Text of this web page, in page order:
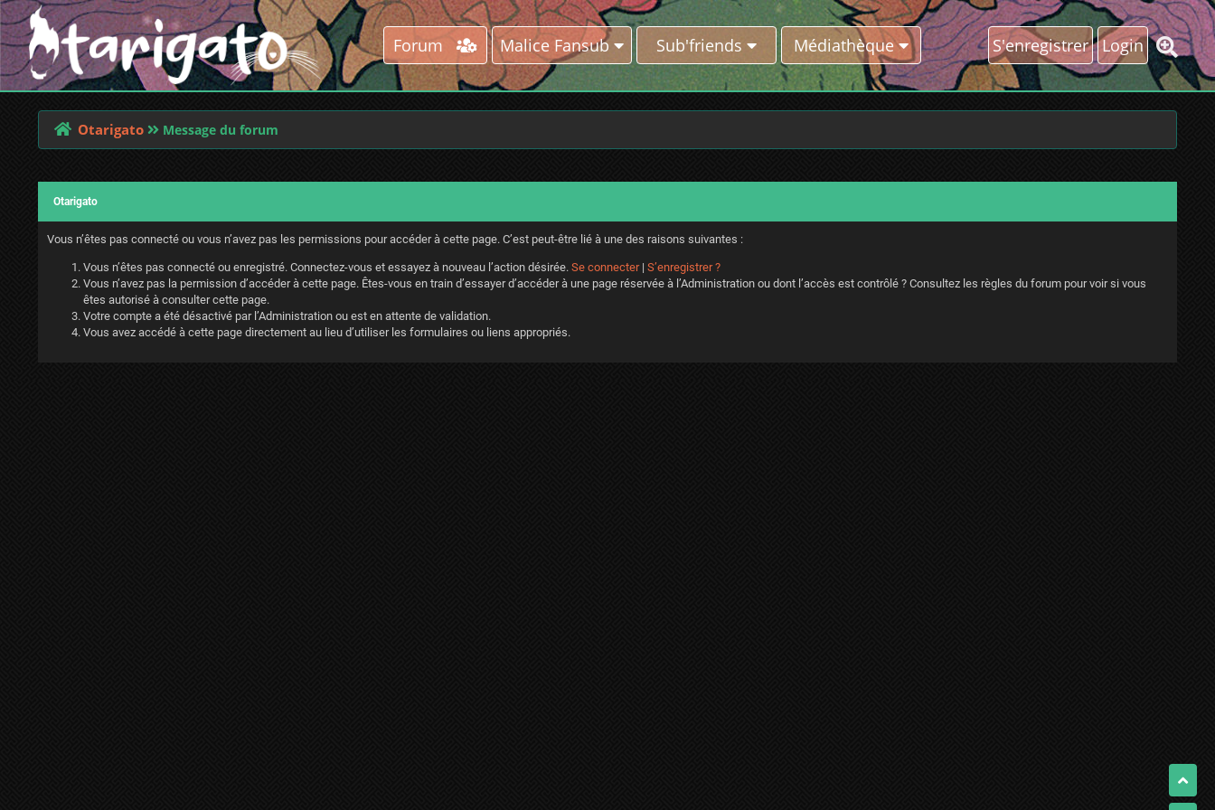
Forum Malice Fansub Sub'friends Médiathèque S'enregistrer Login
Otarigato Message du forum
Otarigato
Vous n’êtes pas connecté ou vous n’avez pas les permissions pour accéder à cette page. C’est peut-être lié à une des raisons suivantes :
Vous n’êtes pas connecté ou enregistré. Connectez-vous et essayez à nouveau l’action désirée. Se connecter| S’enregistrer ?
Vous n’avez pas la permission d’accéder à cette page. Êtes-vous en train d’essayer d’accéder à une page réservée à l’Administration ou dont l’accès est contrôlé ? Consultez les règles du forum pour voir si vous
êtes autorisé à consulter cette page.
Votre compte a été désactivé par l’Administration ou est en attente de validation.
Vous avez accédé à cette page directement au lieu d’utiliser les formulaires ou liens appropriés.